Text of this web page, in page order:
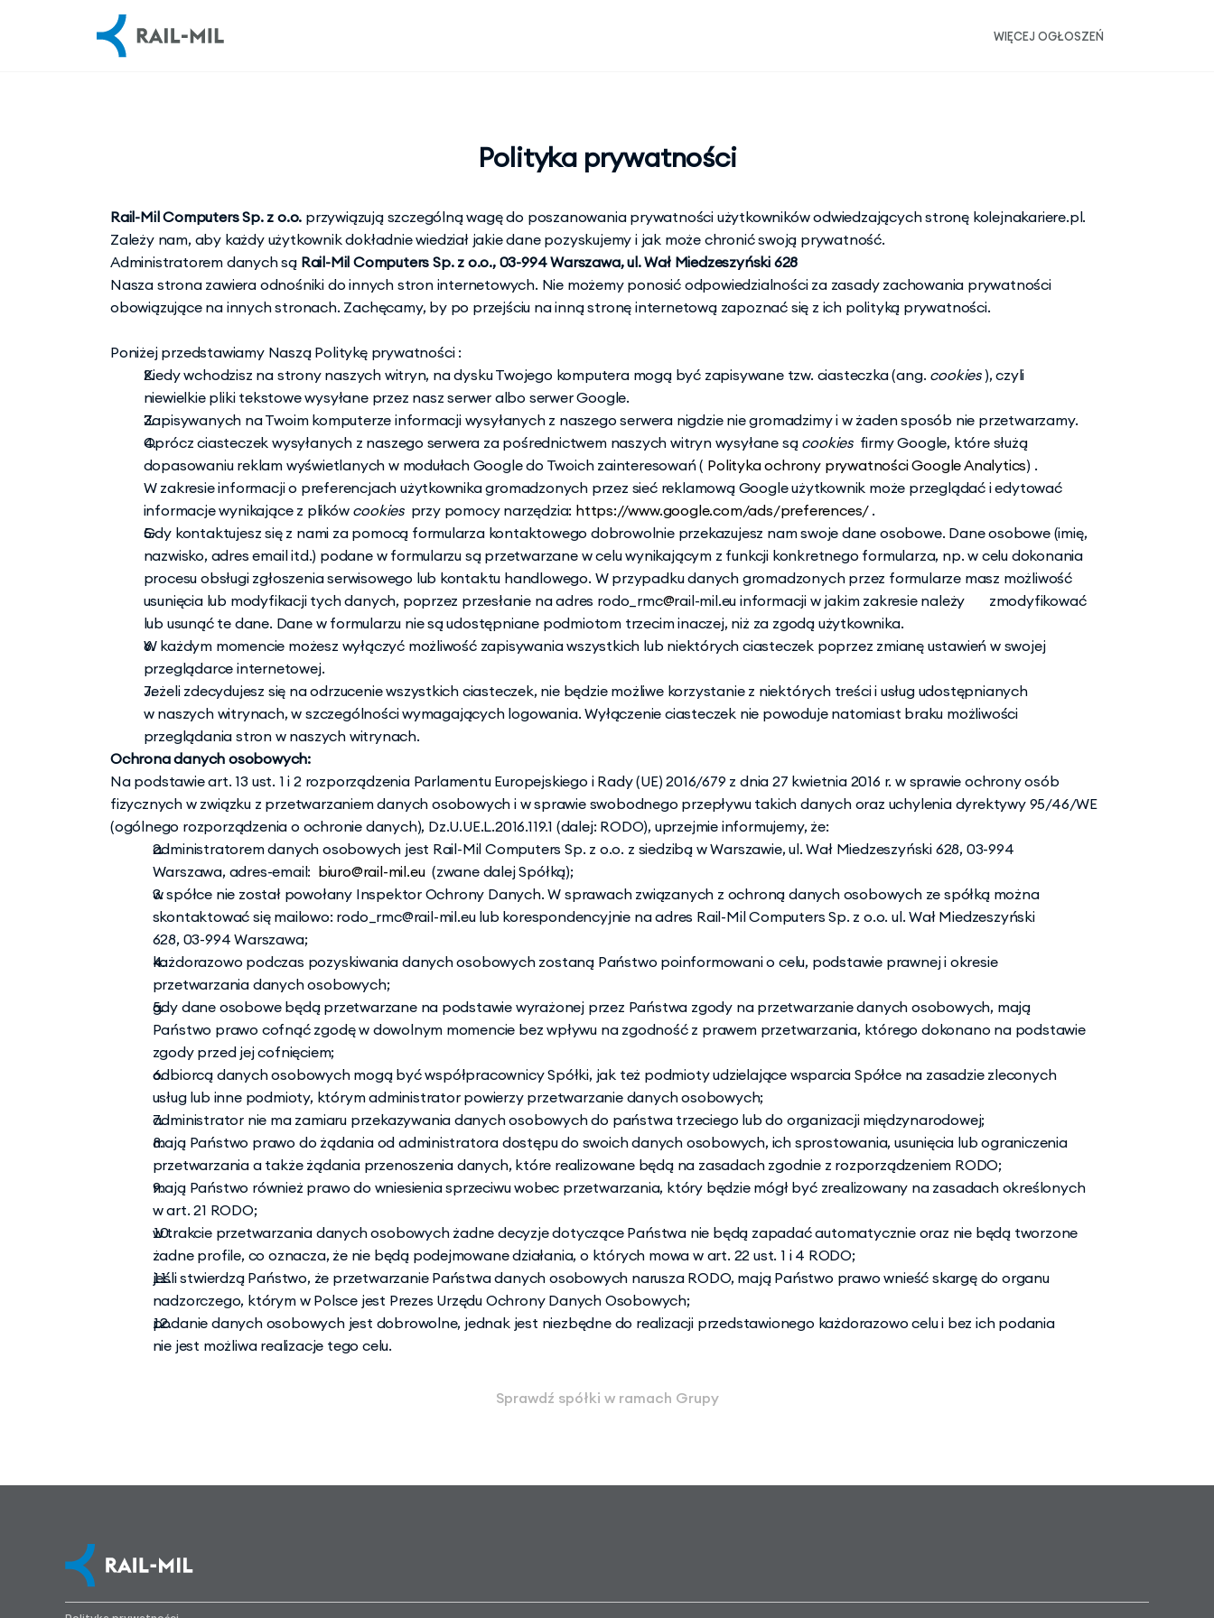
WIĘCEJ OGŁOSZEŃ
Polityka prywatności
Rail-Mil Computers Sp. z o.o. przywiązują szczególną wagę do poszanowania prywatności użytkowników odwiedzających stronę kolejnakariere.pl.
Zależy nam, aby każdy użytkownik dokładnie wiedział jakie dane pozyskujemy i jak może chronić swoją prywatność.
Administratorem danych są Rail-Mil Computers Sp. z o.o., 03-994 Warszawa, ul. Wał Miedzeszyński 628
Nasza strona zawiera odnośniki do innych stron internetowych. Nie możemy ponosić odpowiedzialności za zasady zachowania prywatności
obowiązujące na innych stronach. Zachęcamy, by po przejściu na inną stronę internetową zapoznać się z ich polityką prywatności.
Poniżej przedstawiamy Naszą Politykę prywatności :
Kiedy wchodzisz na strony naszych witryn, na dysku Twojego komputera mogą być zapisywane tzw. ciasteczka (ang. cookies ), czyli
niewielkie pliki tekstowe wysyłane przez nasz serwer albo serwer Google.
Zapisywanych na Twoim komputerze informacji wysyłanych z naszego serwera nigdzie nie gromadzimy i w żaden sposób nie przetwarzamy.
Oprócz ciasteczek wysyłanych z naszego serwera za pośrednictwem naszych witryn wysyłane są cookies firmy Google, które służą
dopasowaniu reklam wyświetlanych w modułach Google do Twoich zainteresowań ( Polityka ochrony prywatności Google Analytics) .
W zakresie informacji o preferencjach użytkownika gromadzonych przez sieć reklamową Google użytkownik może przeglądać i edytować
informacje wynikające z plików cookies przy pomocy narzędzia: https://www.google.com/ads/preferences/ .
Gdy kontaktujesz się z nami za pomocą formularza kontaktowego dobrowolnie przekazujesz nam swoje dane osobowe. Dane osobowe (imię,
nazwisko, adres email itd.) podane w formularzu są przetwarzane w celu wynikającym z funkcji konkretnego formularza, np. w celu dokonania
procesu obsługi zgłoszenia serwisowego lub kontaktu handlowego. W przypadku danych gromadzonych przez formularze masz możliwość
usunięcia lub modyfikacji tych danych, poprzez przesłanie na adres rodo_rmc@rail-mil.eu informacji w jakim zakresie należy       zmodyfikować
lub usunąć te dane. Dane w formularzu nie są udostępniane podmiotom trzecim inaczej, niż za zgodą użytkownika.
W każdym momencie możesz wyłączyć możliwość zapisywania wszystkich lub niektórych ciasteczek poprzez zmianę ustawień w swojej
przeglądarce internetowej.
Jeżeli zdecydujesz się na odrzucenie wszystkich ciasteczek, nie będzie możliwe korzystanie z niektórych treści i usług udostępnianych
w naszych witrynach, w szczególności wymagających logowania. Wyłączenie ciasteczek nie powoduje natomiast braku możliwości
przeglądania stron w naszych witrynach.
Ochrona danych osobowych:
Na podstawie art. 13 ust. 1 i 2 rozporządzenia Parlamentu Europejskiego i Rady (UE) 2016/679 z dnia 27 kwietnia 2016 r. w sprawie ochrony osób
fizycznych w związku z przetwarzaniem danych osobowych i w sprawie swobodnego przepływu takich danych oraz uchylenia dyrektywy 95/46/WE
(ogólnego rozporządzenia o ochronie danych), Dz.U.UE.L.2016.119.1 (dalej: RODO), uprzejmie informujemy, że:
administratorem danych osobowych jest Rail-Mil Computers Sp. z o.o. z siedzibą w Warszawie, ul. Wał Miedzeszyński 628, 03-994
Warszawa, adres-email: biuro@rail-mil.eu (zwane dalej Spółką);
w spółce nie został powołany Inspektor Ochrony Danych. W sprawach związanych z ochroną danych osobowych ze spółką można
skontaktować się mailowo: rodo_rmc@rail-mil.eu lub korespondencyjnie na adres Rail-Mil Computers Sp. z o.o. ul. Wał Miedzeszyński
628, 03-994 Warszawa;
każdorazowo podczas pozyskiwania danych osobowych zostaną Państwo poinformowani o celu, podstawie prawnej i okresie
przetwarzania danych osobowych;
gdy dane osobowe będą przetwarzane na podstawie wyrażonej przez Państwa zgody na przetwarzanie danych osobowych, mają
Państwo prawo cofnąć zgodę w dowolnym momencie bez wpływu na zgodność z prawem przetwarzania, którego dokonano na podstawie
zgody przed jej cofnięciem;
odbiorcą danych osobowych mogą być współpracownicy Spółki, jak też podmioty udzielające wsparcia Spółce na zasadzie zleconych
usług lub inne podmioty, którym administrator powierzy przetwarzanie danych osobowych;
administrator nie ma zamiaru przekazywania danych osobowych do państwa trzeciego lub do organizacji międzynarodowej;
mają Państwo prawo do żądania od administratora dostępu do swoich danych osobowych, ich sprostowania, usunięcia lub ograniczenia
przetwarzania a także żądania przenoszenia danych, które realizowane będą na zasadach zgodnie z rozporządzeniem RODO;
mają Państwo również prawo do wniesienia sprzeciwu wobec przetwarzania, który będzie mógł być zrealizowany na zasadach określonych
w art. 21 RODO;
w trakcie przetwarzania danych osobowych żadne decyzje dotyczące Państwa nie będą zapadać automatycznie oraz nie będą tworzone
żadne profile, co oznacza, że nie będą podejmowane działania, o których mowa w art. 22 ust. 1 i 4 RODO;
jeśli stwierdzą Państwo, że przetwarzanie Państwa danych osobowych narusza RODO, mają Państwo prawo wnieść skargę do organu
nadzorczego, którym w Polsce jest Prezes Urzędu Ochrony Danych Osobowych;
podanie danych osobowych jest dobrowolne, jednak jest niezbędne do realizacji przedstawionego każdorazowo celu i bez ich podania
nie jest możliwa realizacje tego celu.
Sprawdź spółki w ramach Grupy